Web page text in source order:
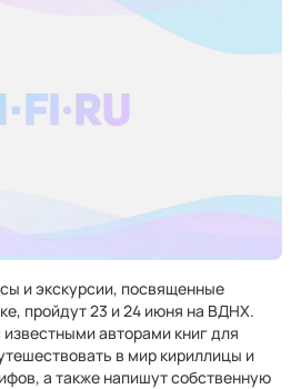
и экскурсии, посвященные
пройдут 23 и 24 июня на ВДНХ.
авторами книг для
в мир кириллицы и
а также напишут собственную